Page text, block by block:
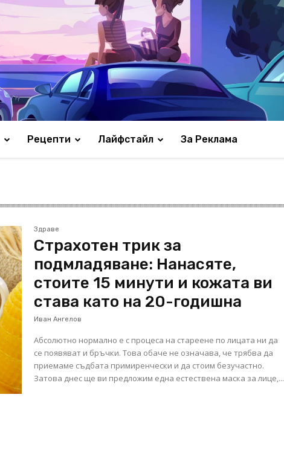
Рецепти Лайфстайл За Реклама
Здраве
Страхотен трик за
подмладяване: Нанасяте,
стоите 15 минути и кожата ви
става като на 20-годишна
Иван Ангелов
Абсолютно нормално е с процеса на стареене по лицата ни да
се появяват и бръчки. Това обаче не означава, че трябва да
приемаме съдбата примиренчески и да стоим безучастно.
Затова днес ще ви предложим една естествена маска за лице,...